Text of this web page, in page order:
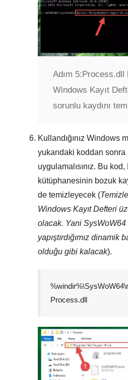
Adım 5:Process.dll
Windows Kayıt
sorunlu kaydını
Kullandığınız Windows
yukarıdaki koddan sonra
uygulamalısınız. Bu kod,
kütüphanesinin bozuk
de temizleyecek (
Windows Kayıt Defteri
olacak. Yani SysWoW64
yapıştırdığımız dinamik
olduğu gibi kalacak).
Process.dll